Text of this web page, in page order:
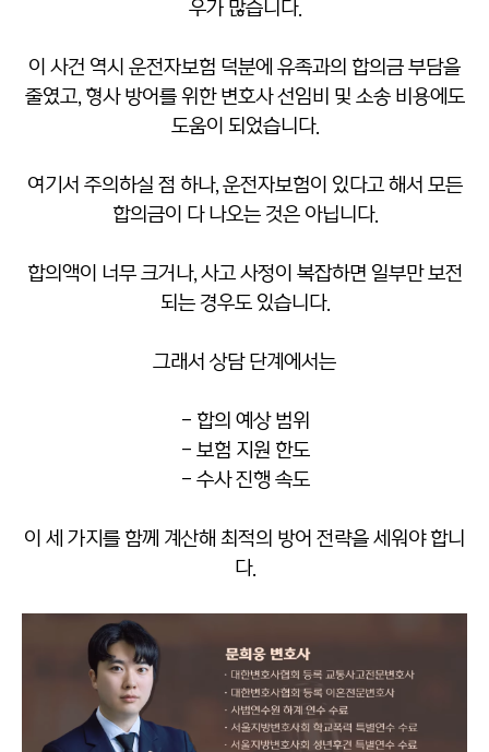
우가 많습니다.
이 사건 역시 운전자보험 덕분에 유족과의 합의금 부담을
줄였고, 형사 방어를 위한 변호사 선임비 및 소송 비용에도
도움이 되었습니다.
여기서 주의하실 점 하나, 운전자보험이 있다고 해서 모든
합의금이 다 나오는 것은 아닙니다.
합의액이 너무 크거나, 사고 사정이 복잡하면 일부만 보전
되는 경우도 있습니다.
그래서 상담 단계에서는
- 합의 예상 범위
- 보험 지원 한도
- 수사 진행 속도
이 세 가지를 함께 계산해 최적의 방어 전략을 세워야 합니
다.